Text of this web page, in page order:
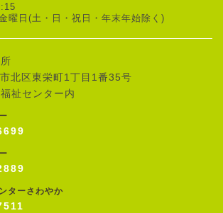
曜日(土・日・祝日・年末年始除く)
北区東栄町1丁目1番35号
祉センター内
ターさわやか